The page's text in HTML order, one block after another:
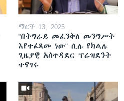
ማርች 13, 2025
"በትግራይ መፈንቅለ መንግሥት
እየተፈጸመ ነው" ሲሉ የክልሉ
ጊዜያዊ አስተዳደር ፕሬዝደንት
ተናገሩ